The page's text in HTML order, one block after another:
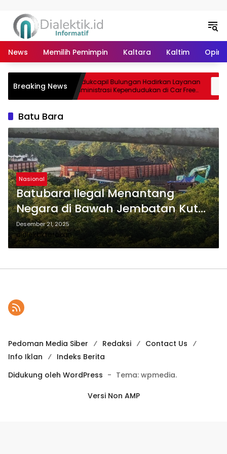
News Memilih Pemimpin Kaltara Kaltim Opini
Breaking News
PAD
Disdukcapil Bulungan Hadirkan Layanan
Administrasi Kependudukan di Car Free
Day Tebu Kayan
Batu Bara
Nasional
Batubara Ilegal Menantang
Negara di Bawah Jembatan Kutai
Lama
Desember 21, 2025
dialektiktarakan
Pedoman Media Siber Redaksi
Contact Us
Info Iklan
Indeks Berita
Didukung oleh WordPress - Tema: wpmedia.
Versi Non AMP